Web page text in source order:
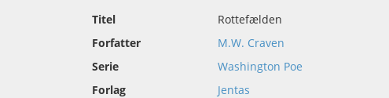
Titel
Rottefælden
Forfatter
M.W. Craven
Serie
Washington Poe
Forlag
Jentas